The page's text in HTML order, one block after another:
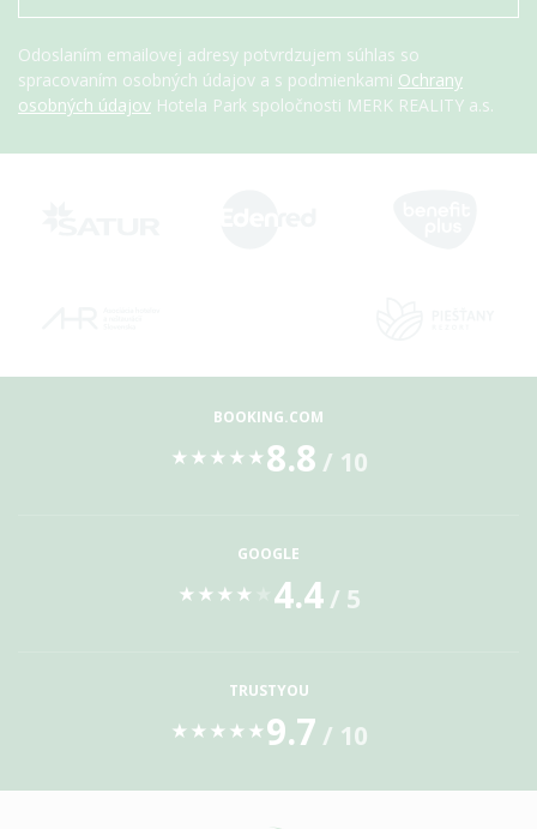
Odoslaním emailovej adresy potvrdzujem súhlas so
spracovaním osobných údajov a s podmienkami Ochrany
osobných údajov Hotela Park spoločnosti MERK REALITY a.s.
BOOKING.COM
★ ★ ★ ★ ★ 8.8 / 10
GOOGLE
★ ★ ★ ★ 4.4/ 5
TRUSTYOU
★ ★ ★ ★ ★ 9.7 / 10